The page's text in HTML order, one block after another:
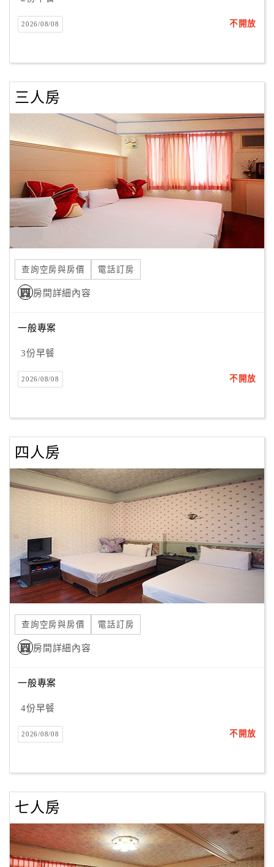
戶
客
服
聯
Line
線
上
服
紅
利
查
訂
房
Q&A
旅
卡
訂
房
請
款
收
據
合
作
提
案
店
作
商
合
作
2026/08/08 不開放
三人房
查詢空房與房價 電話訂房
房間詳細內容
一般專案
3份早餐
2026/08/08 不開放
四人房
查詢空房與房價 電話訂房
房間詳細內容
一般專案
4份早餐
2026/08/08 不開放
七人房